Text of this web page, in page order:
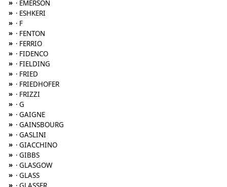
» · EMERSON
» · ESHKERI
» · F
» · FENTON
» · FERRIO
» · FIDENCO
» · FIELDING
» · FRIED
» · FRIEDHOFER
» · FRIZZI
» · G
» · GAIGNE
» · GAINSBOURG
» · GASLINI
» · GIACCHINO
» · GIBBS
» · GLASGOW
» · GLASS
»